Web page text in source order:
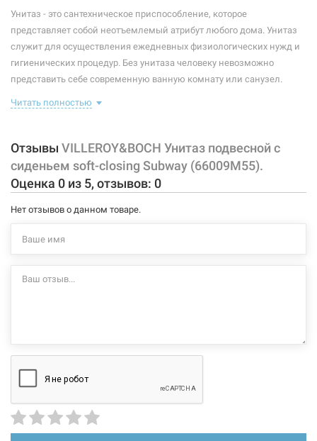
Выпуск: горизонтальный
Сидение (крышка): плавно опускающиеся
Ободок:
Унитаз - это сантехническое приспособление, которое
представляет собой неотъемлемый атрибут любого дома. Унитаз
служит для осуществления ежедневных физиологических нужд и
гигиенических процедур. Без унитаза человеку невозможно
представить себе современную ванную комнату или санузел.
сантехнических приспособлений. Они могут производиться из
и прочими особенностями.
Характеристики и конфигурация изделия, а также комплектация
товара могут изменяться производителем без уведомления. За
внесенные производителем изменения, магазин ответственности
Читать полностью
Отзывы VILLEROY&BOCH Унитаз подвесной с
сиденьем soft-closing Subway (66009M55).
Оценка 0 из 5, отзывов: 0
Нет отзывов о данном товаре.